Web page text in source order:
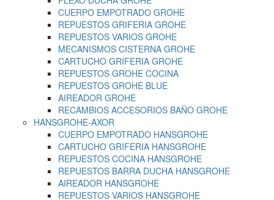
CUERPO EMPOTRADO GROHE
REPUESTOS GRIFERIA GROHE
REPUESTOS VARIOS GROHE
MECANISMOS CISTERNA GROHE
CARTUCHO GRIFERIA GROHE
REPUESTOS GROHE COCINA
REPUESTOS GROHE BLUE
AIREADOR GROHE
RECAMBIOS ACCESORIOS BAÑO GROHE
HANSGROHE-AXOR
CUERPO EMPOTRADO HANSGROHE
CARTUCHO GRIFERIA HANSGROHE
REPUESTOS COCINA HANSGROHE
REPUESTOS BARRA DUCHA HANSGROHE
AIREADOR HANSGROHE
REPUESTOS VARIOS HANSGROHE